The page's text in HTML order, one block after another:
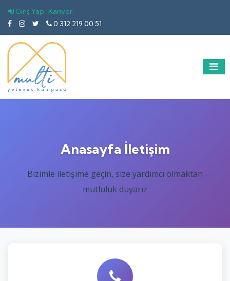
Giriş Yap Kariyer
0 312 219 00 51
Anasayfa İletişim
Bizimle iletişime geçin, size yardımcı olmaktan
mutluluk duyarız